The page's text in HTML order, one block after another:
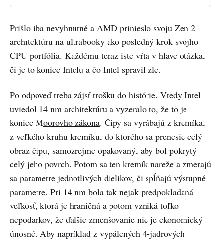
even against Intel’s best 10th Gen
Prišlo iba nevyhnutné a AMD prinieslo svoju Zen 2
architektúru na ultrabooky ako posledný krok svojho
CPU portfólia. Každému teraz iste vŕta v hlave otázka,
či je to koniec Intelu a čo Intel spravil zle.
Po odpoveď treba zájsť trošku do histórie. Vtedy Intel
uviedol 14 nm architektúru a vyzeralo to, že to je
koniec Moorovho zákona. Čipy sa vyrábajú z kremíka,
z veľkého kruhu kremíku, do ktorého sa prenesie celý
obraz čipu, samozrejme opakovaný, aby bol pokrytý
celý jeho povrch. Potom sa ten kremík nareže a zmerajú
sa parametre jednotlivých dielikov, či spĺňajú výstupné
parametre. Pri 14 nm bola tak nejak predpokladaná
veľkosť, ktorá je hraničná a potom vzniká toľko
nepodarkov, že ďalšie zmenšovanie nie je ekonomický
únosné. Aby napríklad z vypálených 4-jadrových